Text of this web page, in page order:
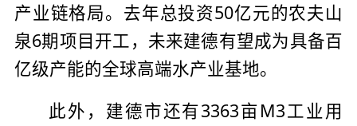
产业链格局。去年总投资50亿元的农夫山
泉6期项目开工，未来建德有望成为具备百
亿级产能的全球高端水产业基地。
此外，建德市还有3363亩M3工业用